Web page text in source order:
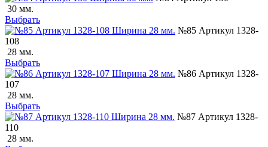
30 мм.
Выбрать
№85 Артикул 1328-
108
28 мм.
Выбрать
№86 Артикул 1328-
107
28 мм.
Выбрать
№87 Артикул 1328-
110
28 мм.